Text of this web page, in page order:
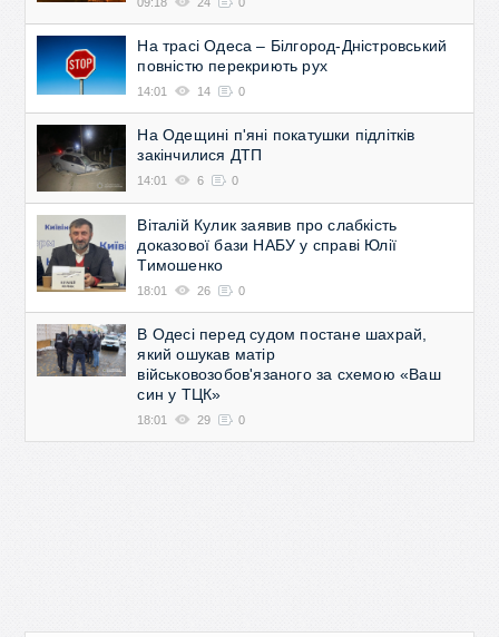
На трасі Одеса – Білгород-Дністровський
повністю перекриють рух
14:01 14 0
На Одещині п'яні покатушки підлітків
закінчилися ДТП
14:01 6 0
Віталій Кулик заявив про слабкість
доказової бази НАБУ у справі Юлії
Тимошенко
18:01 26 0
В Одесі перед судом постане шахрай,
який ошукав матір
військовозобов'язаного за схемою «Ваш
син у ТЦК»
18:01 29 0